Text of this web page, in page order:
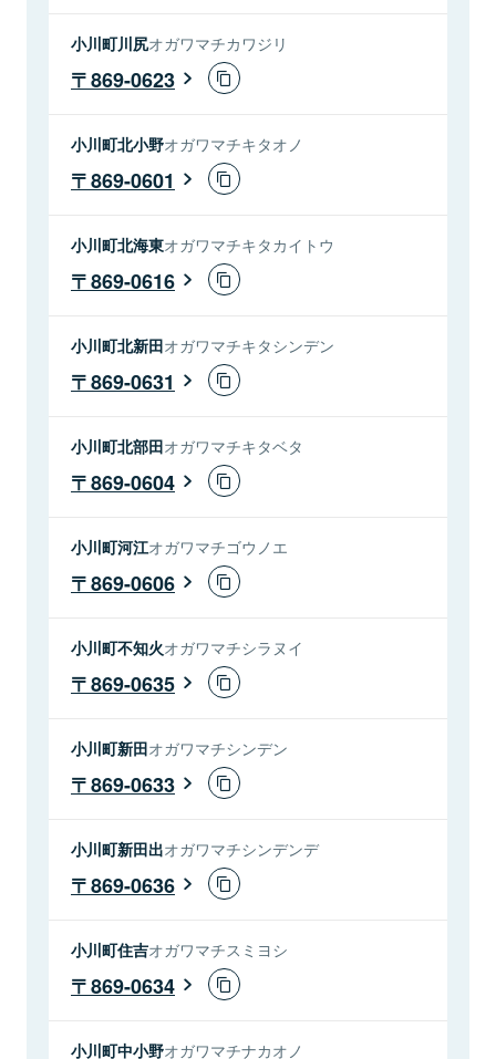
小川町川尻オガワマチカワジリ
869-0623
小川町北小野オガワマチキタオノ
869-0601
小川町北海東オガワマチキタカイトウ
869-0616
小川町北新田オガワマチキタシンデン
869-0631
小川町北部田オガワマチキタベタ
869-0604
小川町河江オガワマチゴウノエ
869-0606
小川町不知火オガワマチシラヌイ
869-0635
小川町新田オガワマチシンデン
869-0633
小川町新田出オガワマチシンデンデ
869-0636
小川町住吉オガワマチスミヨシ
869-0634
小川町中小野オガワマチナカオノ